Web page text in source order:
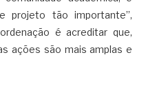
projeto tão importante”,
é acreditar que,
ações são mais amplas e